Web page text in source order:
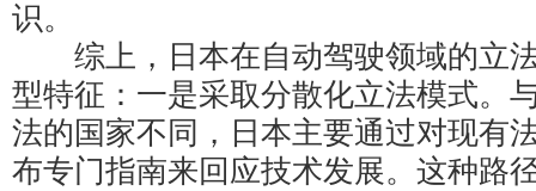
识。
综上，日本在自动驾驶领域的立
型特征：一是采取分散化立法模式。
法的国家不同，日本主要通过对现有
布专门指南来回应技术发展。这种路